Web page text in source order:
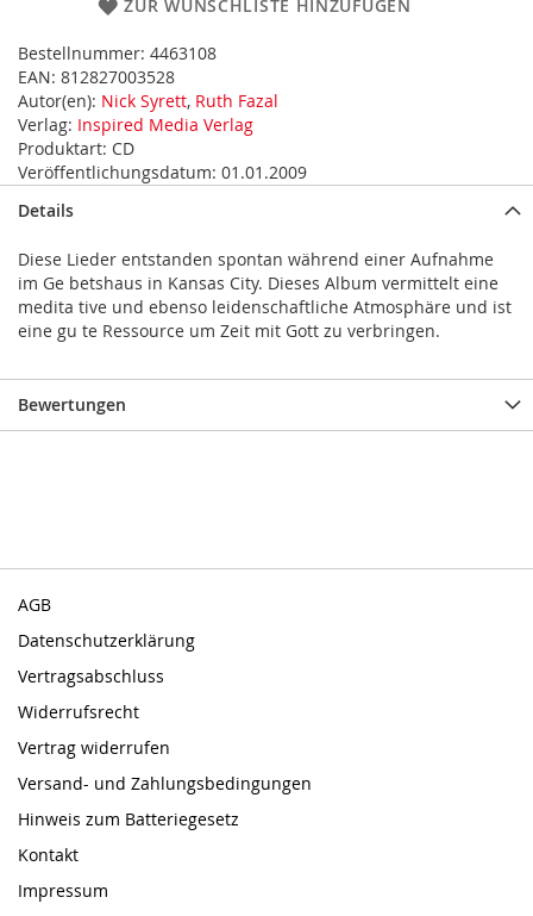
ZUR WUNSCHLISTE HINZUFÜGEN
Bestellnummer: 4463108
EAN: 812827003528
Autor(en): Nick Syrett, Ruth Fazal
Verlag: Inspired Media Verlag
Produktart: CD
Veröffentlichungsdatum: 01.01.2009
Details
Diese Lieder entstanden spontan während einer Aufnahme
im Ge betshaus in Kansas City. Dieses Album vermittelt eine
medita tive und ebenso leidenschaftliche Atmosphäre und ist
eine gu te Ressource um Zeit mit Gott zu verbringen.
Bewertungen
AGB
Datenschutzerklärung
Vertragsabschluss
Widerrufsrecht
Vertrag widerrufen
Versand- und Zahlungsbedingungen
Hinweis zum Batteriegesetz
Kontakt
Impressum